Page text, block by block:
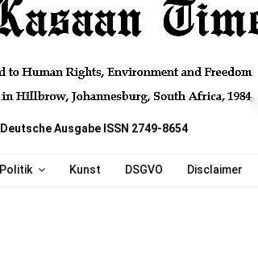
Deutsche Ausgabe ISSN 2749-8654
Politik Kunst DSGVO Disclaimer